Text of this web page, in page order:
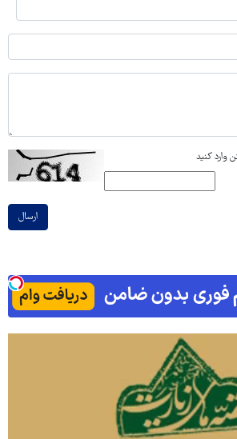
وارد کنید
ارسال